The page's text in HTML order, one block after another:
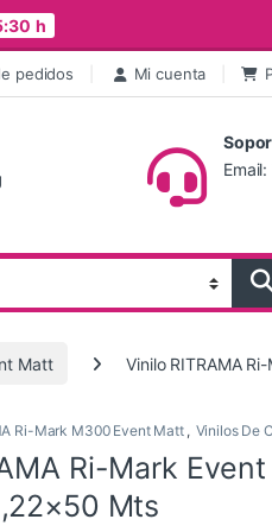
h
pedidos Mi cuenta
Matt Vinilo RITRAMA
Ri-Mark M300 Event Matt , Vinilos De
Ri-Mark
Mts